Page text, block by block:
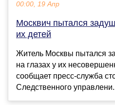
00:00, 19 Апр
Москвич пытался
их детей
Житель Москвы пытался
на глазах у их
сообщает пресс-служба
Следственного